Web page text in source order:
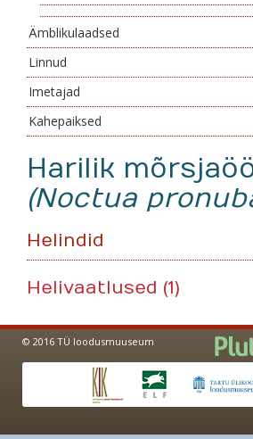
Ämblikulaadsed
Linnud
Imetajad
Kahepaiksed
Harilik
(Noctua
Helindid
Helivaatlused (1)
© 2016 TÜ loodusmuuseum